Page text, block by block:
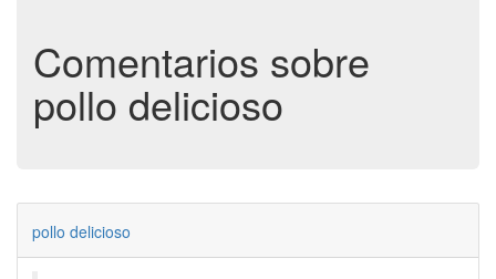
Comentarios sobre
pollo delicioso
pollo delicioso